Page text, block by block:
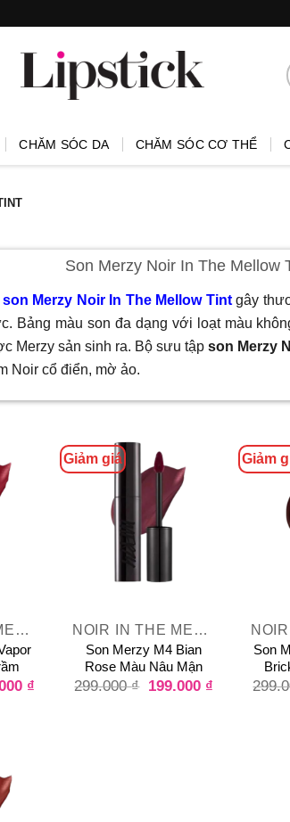
CHĂM SÓC DA CHĂM SÓC CƠ THỂ
Son Merzy Noir In The Mellow
son Merzy Noir In The Mellow Tintgây
Bảng màu son đa dạng với loạt màu
Merzy sản sinh ra. Bộ sưu tập son Merzy
Noir cổ điển, mờ ảo.
NOIR IN THE MELLOW TINT
₫
Giảm giá
NOIR IN THE MELLOW TINT
Son Merzy M4 Bian
Rose Màu Nâu Mận
299.000₫ 199.000 ₫
Giảm
Son